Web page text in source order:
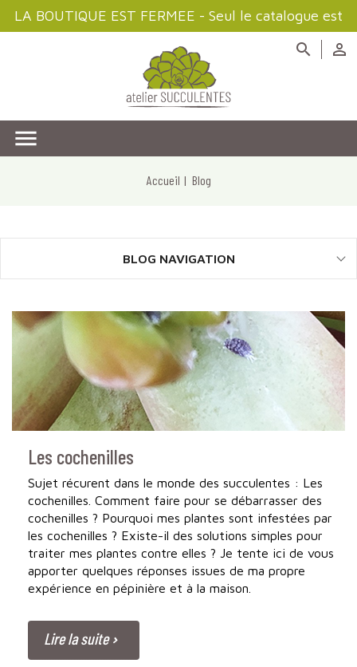
LA BOUTIQUE EST FERMEE - Seul le catalogue est
disponible à la consultation



Accueil Blog
BLOG NAVIGATION
Les cochenilles
Sujet récurent dans le monde des succulentes : Les
cochenilles. Comment faire pour se débarrasser des
cochenilles ? Pourquoi mes plantes sont infestées par
les cochenilles ? Existe-il des solutions simples pour
traiter mes plantes contre elles ? Je tente ici de vous
apporter quelques réponses issues de ma propre
expérience en pépinière et à la maison.
Lire la suite